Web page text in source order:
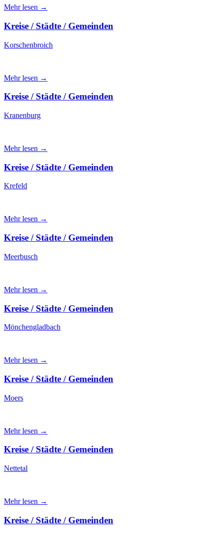
Mehr lesen →
Kreise / Städte / Gemeinden
Korschenbroich
Mehr lesen →
Kreise / Städte / Gemeinden
Kranenburg
Mehr lesen →
Kreise / Städte / Gemeinden
Krefeld
Mehr lesen →
Kreise / Städte / Gemeinden
Meerbusch
Mehr lesen →
Kreise / Städte / Gemeinden
Mönchengladbach
Mehr lesen →
Kreise / Städte / Gemeinden
Moers
Mehr lesen →
Kreise / Städte / Gemeinden
Nettetal
Mehr lesen →
Kreise / Städte / Gemeinden